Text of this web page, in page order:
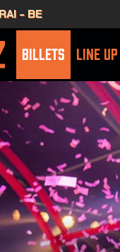
- BE
BILLETS LINE UP